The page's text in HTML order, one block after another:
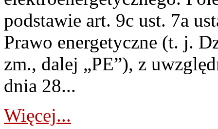
podstawie art. 9c ust. 7a
Prawo energetyczne (t. j.
zm., dalej „PE”), z
dnia 28...
Więcej...